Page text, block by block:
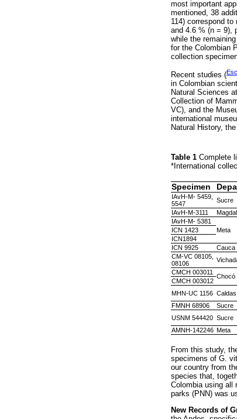
most important
mentioned, 38
114) correspond
and 4.6 % (n = 9),
while the
for the Colombian
collection
Recent studies (
in Colombian
Natural Sciences
Collection of
VC), and the
international
Natural History,
Table 1 Complete
*International
Specimen
IAvH-M- 5459,
5547
Sucre
IAvH-M-3111
IAvH-M- 5381
Meta
ICN 1423
ICN1894
ICN 9925
Cauca
CM-VC 08105,
08106
CMCH 003011
Chocó
CMCH 003012
MHN-UC 1156 Caldas
FMNH 68906
Sucre
USNM 544420 Sucre
AMNH-142246 Meta
From this study,
specimens of G.
our country from
species that,
Colombia using all
parks (PNN) was
New Records of